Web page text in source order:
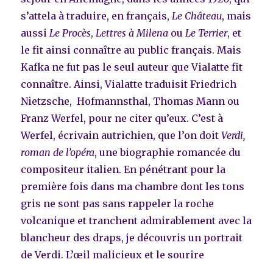
s’attela à traduire, en français,Le Château, mais
aussiLe Procès,Lettres à Milena ouLe Terrier, et
le fit ainsi connaître au public français. Mais
Kafka ne fut pas le seul auteur que Vialatte fit
connaître. Ainsi, Vialatte traduisit Friedrich
Nietzsche, Hofmannsthal, Thomas Mann ou
Franz Werfel, pour ne citer qu’eux. C’est à
Werfel, écrivain autrichien, que l’on doitVerdi,
roman de l’opéra, une biographie romancée du
compositeur italien. En pénétrant pour la
première fois dans ma chambre dont les tons
gris ne sont pas sans rappeler la roche
volcanique et tranchent admirablement avec la
blancheur des draps, je découvris un portrait
de Verdi. L’œil malicieux et le sourire